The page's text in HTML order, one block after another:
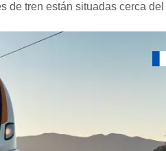
de tren están situadas cerca